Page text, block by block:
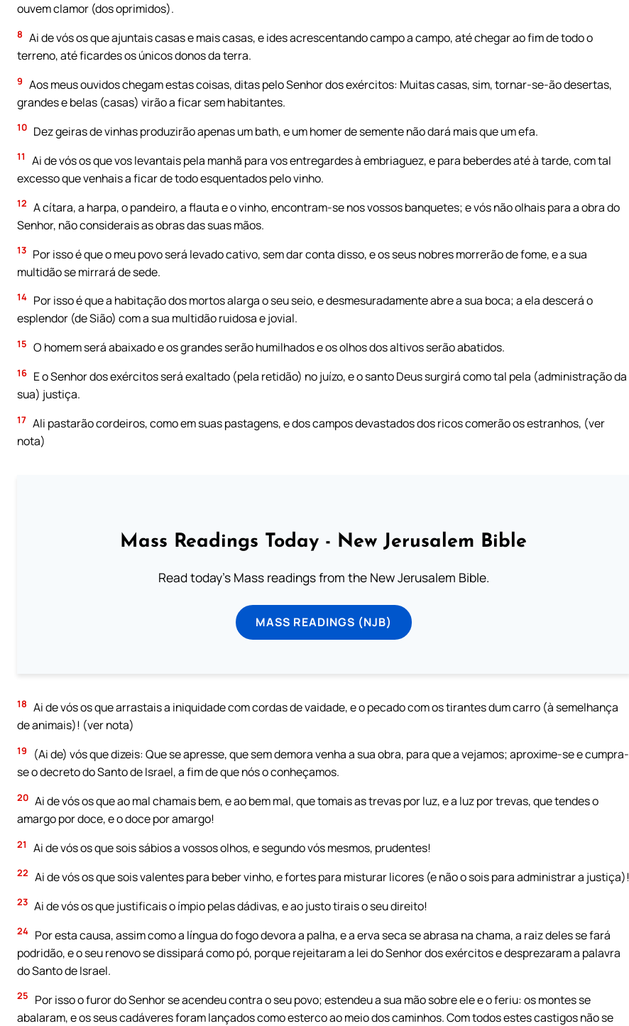
ouvem clamor (dos oprimidos).
8 Ai de vós os que ajuntais casas e mais casas, e ides acrescentando campo a campo, até chegar ao fim de todo o
terreno, até ficardes os únicos donos da terra.
9 Aos meus ouvidos chegam estas coisas, ditas pelo Senhor dos exércitos: Muitas casas, sim, tornar-se-ão desertas,
grandes e belas (casas) virão a ficar sem habitantes.
10 Dez geiras de vinhas produzirão apenas um bath, e um homer de semente não dará mais que um efa.
11
Ai de vós os que vos levantais pela manhã para vos entregardes à embriaguez, e para beberdes até à tarde, com tal
excesso que venhais a ficar de todo esquentados pelo vinho.
12 A cítara, a harpa, o pandeiro, a flauta e o vinho, encontram-se nos vossos banquetes; e vós não olhais para a obra do
Senhor, não considerais as obras das suas mãos.
13 Por isso é que o meu povo será levado cativo, sem dar conta disso, e os seus nobres morrerão de fome, e a sua
multidão se mirrará de sede.
14 Por isso é que a habitação dos mortos alarga o seu seio, e desmesuradamente abre a sua boca; a ela descerá o
esplendor (de Sião) com a sua multidão ruidosa e jovial.
15 O homem será abaixado e os grandes serão humilhados e os olhos dos altivos serão abatidos.
16 E o Senhor dos exércitos será exaltado (pela retidão) no juízo, e o santo Deus surgirá como tal pela (administração da
sua) justiça.
17 Ali pastarão cordeiros, como em suas pastagens, e dos campos devastados dos ricos comerão os estranhos, (ver
nota)
Mass Readings Today - New Jerusalem Bible
Read today's Mass readings from the New Jerusalem Bible.
MASS READINGS (NJB)
18 Ai de vós os que arrastais a iniquidade com cordas de vaidade, e o pecado com os tirantes dum carro (à semelhança
de animais)! (ver nota)
19
(Ai de) vós que dizeis: Que se apresse, que sem demora venha a sua obra, para que a vejamos; aproxime-se e cumpra-
se o decreto do Santo de Israel, a fim de que nós o conheçamos.
20 Ai de vós os que ao mal chamais bem, e ao bem mal, que tomais as trevas por luz, e a luz por trevas, que tendes o
amargo por doce, e o doce por amargo!
21 Ai de vós os que sois sábios a vossos olhos, e segundo vós mesmos, prudentes!
22 Ai de vós os que sois valentes para beber vinho, e fortes para misturar licores (e não o sois para administrar a justiça)!
23 Ai de vós os que justificais o ímpio pelas dádivas, e ao justo tirais o seu direito!
24 Por esta causa, assim como a língua do fogo devora a palha, e a erva seca se abrasa na chama, a raiz deles se fará
podridão, e o seu renovo se dissipará como pó, porque rejeitaram a lei do Senhor dos exércitos e desprezaram a palavra
do Santo de Israel.
25
Por isso o furor do Senhor se acendeu contra o seu povo; estendeu a sua mão sobre ele e o feriu: os montes se
abalaram, e os seus cadáveres foram lançados como esterco ao meio dos caminhos. Com todos estes castigos não se